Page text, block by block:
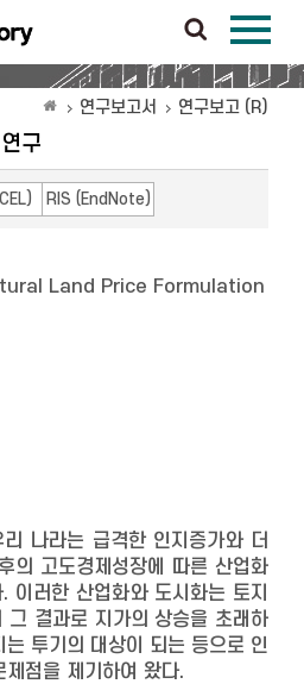
연구보고서 연구보고 (R)
구
RIS (EndNote)
Land Price Formulation
나라는 급격한 인지증가와 더
의 고도경제성장에 따른 산업화
이러한 산업화와 도시화는 토지
그 결과로 지가의 상승을 초래하
는 투기의 대상이 되는 등으로 인
점을 제기하여 왔다.